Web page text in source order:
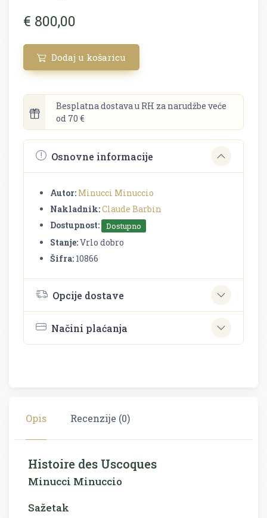
€ 800,00
Dodaj u košaricu
Besplatna dostava u RH za narudžbe veće
od 70 €
Osnovne informacije
Autor: Minucci Minuccio
Nakladnik:Claude Barbin
Dostupnost:
Dostupno
Stanje:Vrlo dobro
Šifra: 10866
Opcije dostave
Načini plaćanja
Opis Recenzije (0)
Histoire des Uscoques
Minucci Minuccio
Sažetak